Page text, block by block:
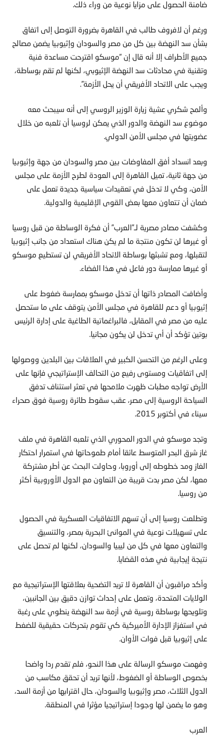
ضامنة الحصول على مزايا نوعية من وراء ذلك.
ورغم أن لافروف طالب في القاهرة بضرورة التوصل إلى اتفاق
بشأن سد النهضة بين كل من مصر والسودان وإثيوبيا يضمن مصالح
جميع الأطراف إلا أنه قال إن “موسكو اقترحت مساعدة فنية
وتقنية في محادثات سد النهضة الإثيوبي، لكنها لم تقم بوساطة،
ويجب على الاتحاد الأفريقي أن يحل الأزمة”.
وألمح شكري عشية زيارة الوزير الروسي إلى أنه سيبحث معه
موضوع سد النهضة والدور الذي يمكن لروسيا أن تلعبه من خلال
عضويتها في مجلس الأمن الدولي.
وبعد انسداد أفق المفاوضات بين مصر والسودان من جهة وإثيوبيا
من جهة ثانية، تميل القاهرة إلى العودة لطرح الأزمة على مجلس
الأمن، وكي لا تدخل في تعقيدات سياسية جديدة تعمل على
ضمان أن تتعاون معها بعض القوى الإقليمية والدولية.
وكشفت مصادر مصرية لـ”العرب” أن فكرة الوساطة من قبل روسيا
أو غيرها لن تكون منتجة ما لم يكن هناك استعداد من جانب إثيوبيا
لتقبلها، ومع تشبثها بوساطة الاتحاد الأفريقي لن تستطيع موسكو
أو غيرها ممارسة دور فاعل في هذا الفضاء.
وأضافت المصادر ذاتها أن تدخل موسكو بممارسة ضغوط على
إثيوبيا أو دعم للقاهرة في مجلس الأمن يتوقف على ما ستحصل
عليه من مصر في المقابل، فالبراغماتية الطاغية على إدارة الرئيس
بوتين تؤكد أن أي تدخل لن يكون مجانيا.
وعلى الرغم من التحسن الكبير في العلاقات بين البلدين ووصولها
إلى اتفاقيات ومستوى رفيع من التحالف الإستراتيجي فإنها على
الأرض تواجه مطبات ظهرت ملامحها في تعثر استئناف تدفق
السياحة الروسية إلى مصر، عقب سقوط طائرة روسية فوق صحراء
سيناء في أكتوبر 2015.
وتجد موسكو في الدور المحوري الذي تلعبه القاهرة في ملف
غاز شرق البحر المتوسط عائقا أمام طموحاتها في استمرار احتكار
الغاز ومد خطوطه إلى أوروبا، وحاولت البحث عن أطر مشتركة
معها، لكن مصر بدت قريبة من التعاون مع الدول الأوروبية أكثر
من روسيا.
وتطلعت روسيا إلى أن تسهم الاتفاقيات العسكرية في الحصول
على تسهيلات نوعية في الموانئ البحرية بمصر، والتنسيق
والتعاون معها في كل من ليبيا والسودان، لكنها لم تحصل على
نتيجة إيجابية في هذه القضايا.
وأكد مراقبون أن القاهرة لا تريد التضحية بعلاقتها الإستراتيجية مع
الولايات المتحدة، وتعمل على إحداث توازن دقيق بين الجانبين،
وتلويحها بوساطة روسية في أزمة سد النهضة ينطوي على رغبة
في استفزاز الإدارة الأميركية كي تقوم بتحركات حقيقية للضغط
على إثيوبيا قبل فوات الأوان.
وفهمت موسكو الرسالة على هذا النحو، فلم تقدم ردا واضحا
بخصوص الوساطة أو الضغوط، لأنها تريد أن تحقق مكاسب من
الدول الثلاث، مصر وإثيوبيا والسودان، حال اقترابها من أزمة السد،
وهو ما يضمن لها وجودا إستراتيجيا مؤثرا في المنطقة.
العرب